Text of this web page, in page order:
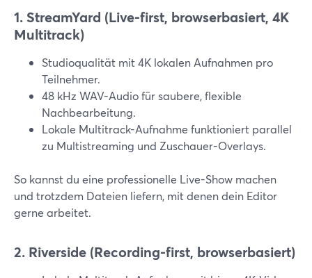
1. StreamYard (Live-first, browserbasiert, 4K
Multitrack)
Studioqualität mit 4K lokalen Aufnahmen pro
Teilnehmer.
48 kHz WAV-Audio für saubere, flexible
Nachbearbeitung.
Lokale Multitrack-Aufnahme funktioniert parallel
zu Multistreaming und Zuschauer-Overlays.
So kannst du eine professionelle Live-Show machen
und trotzdem Dateien liefern, mit denen dein Editor
gerne arbeitet.
2. Riverside (Recording-first, browserbasiert)